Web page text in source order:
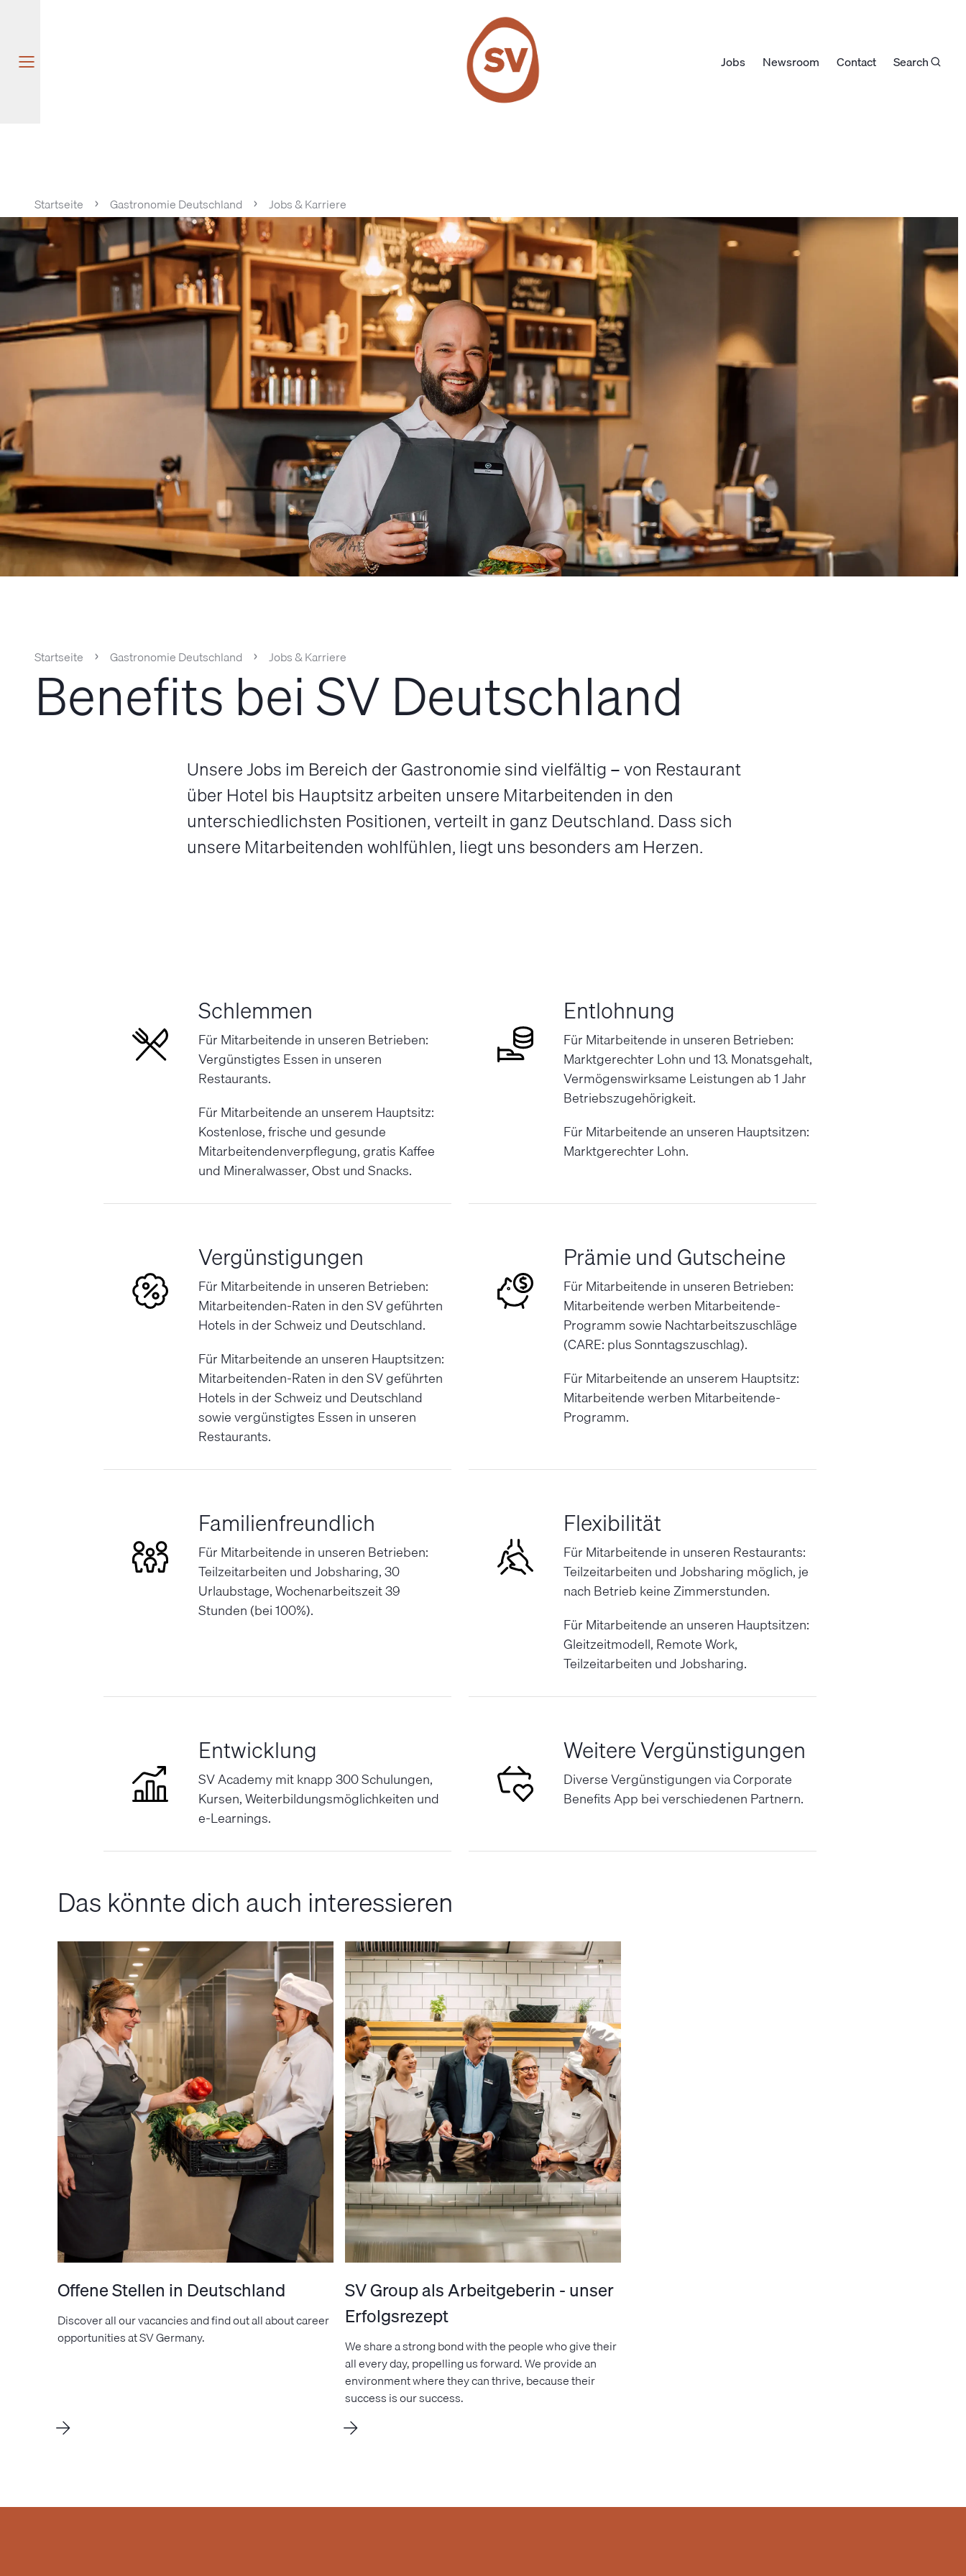
Jobs Newsroom Contact Search
Startseite Gastronomie Deutschland Jobs & Karriere
Startseite Gastronomie Deutschland Jobs & Karriere
Benefits bei SV Deutschland
Unsere Jobs im Bereich der Gastronomie sind vielfältig – von Restaurant
über Hotel bis Hauptsitz arbeiten unsere Mitarbeitenden in den
unterschiedlichsten Positionen, verteilt in ganz Deutschland. Dass sich
unsere Mitarbeitenden wohlfühlen, liegt uns besonders am Herzen.
Schlemmen
Für Mitarbeitende in unseren Betrieben:
Vergünstigtes Essen in unseren
Restaurants.
Für Mitarbeitende an unserem Hauptsitz:
Kostenlose, frische und gesunde
Mitarbeitendenverpflegung, gratis Kaffee
und Mineralwasser, Obst und Snacks.
Entlohnung
Für Mitarbeitende in unseren Betrieben:
Marktgerechter Lohn und 13. Monatsgehalt,
Vermögenswirksame Leistungen ab 1 Jahr
Betriebszugehörigkeit.
Für Mitarbeitende an unseren Hauptsitzen:
Marktgerechter Lohn.
Vergünstigungen
Für Mitarbeitende in unseren Betrieben:
Mitarbeitenden-Raten in den SV geführten
Hotels in der Schweiz und Deutschland.
Für Mitarbeitende an unseren Hauptsitzen:
Mitarbeitenden-Raten in den SV geführten
Hotels in der Schweiz und Deutschland
sowie vergünstigtes Essen in unseren
Restaurants.
Prämie und Gutscheine
Für Mitarbeitende in unseren Betrieben:
Mitarbeitende werben Mitarbeitende-
Programm sowie Nachtarbeitszuschläge
(CARE: plus Sonntagszuschlag).
Für Mitarbeitende an unserem Hauptsitz:
Mitarbeitende werben Mitarbeitende-
Programm.
Familienfreundlich
Für Mitarbeitende in unseren Betrieben:
Teilzeitarbeiten und Jobsharing, 30
Urlaubstage, Wochenarbeitszeit 39
Stunden (bei 100%).
Flexibilität
Für Mitarbeitende in unseren Restaurants:
Teilzeitarbeiten und Jobsharing möglich, je
nach Betrieb keine Zimmerstunden.
Für Mitarbeitende an unseren Hauptsitzen:
Gleitzeitmodell, Remote Work,
Teilzeitarbeiten und Jobsharing.
Entwicklung
SV Academy mit knapp 300 Schulungen,
Kursen, Weiterbildungsmöglichkeiten und
e-Learnings.
Weitere Vergünstigungen
Diverse Vergünstigungen via Corporate
Benefits App bei verschiedenen Partnern.
Das könnte dich auch interessieren
Offene Stellen in Deutschland
Discover all our vacancies and find out all about career
opportunities at SV Germany.
SV Group als Arbeitgeberin - unser
Erfolgsrezept
We share a strong bond with the people who give their
all every day, propelling us forward. We provide an
environment where they can thrive, because their
success is our success.